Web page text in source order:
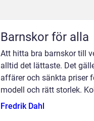
Barnskor för alla
Att hitta bra barnskor till
alltid det lättaste. Det
affärer och sänkta priser
modell och rätt storlek.
Fredrik Dahl